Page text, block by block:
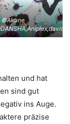
©Akane
und hat
sind gut
ins Auge.
präzise